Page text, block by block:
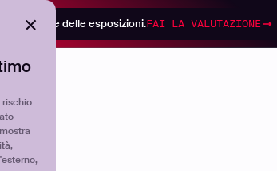
rischio
di gestione delle esposizioni.FAI LA VALUTAZIONE